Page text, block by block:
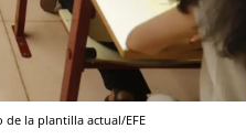
de la plantilla actual/EFE